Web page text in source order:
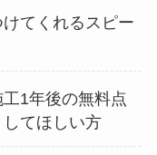
てくれるスピー
1年後の無料点
てほしい方